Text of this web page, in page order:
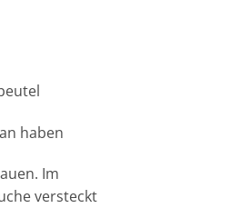
haben
Im
versteckt